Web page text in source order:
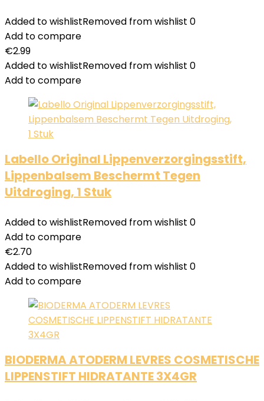
Added to wishlistRemoved from wishlist 0
Add to compare
€2.99
Added to wishlistRemoved from wishlist 0
Add to compare
Labello Original Lippenverzorgingsstift,
Lippenbalsem Beschermt Tegen
Uitdroging, 1 Stuk
Added to wishlistRemoved from wishlist 0
Add to compare
€2.70
Added to wishlistRemoved from wishlist 0
Add to compare
BIODERMA ATODERM LEVRES COSMETISCHE
LIPPENSTIFT HIDRATANTE 3X4GR